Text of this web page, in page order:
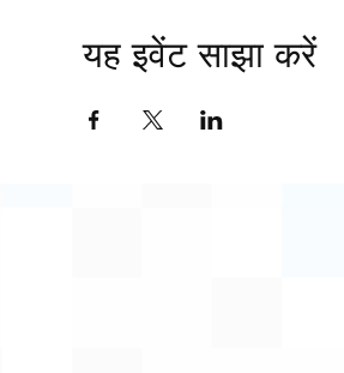
यह इवेंट साझा करें